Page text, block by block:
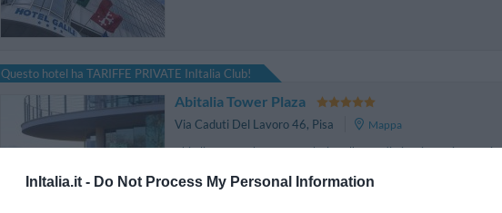
InItalia.it - Do Not Process My Personal Information
Questo hotel ha TARIFFE PRIVATE InItalia Club!
Abitalia Tower Plaza
Via Caduti Del Lavoro 46, Pisa
Mappa
Abitalia Tower Plaza è un esclusivo albergo di Pisa situato in
Realizzato secondo i canoni dell’architettura sostenibile, è un vero
qualsiasi tipo di soggior...